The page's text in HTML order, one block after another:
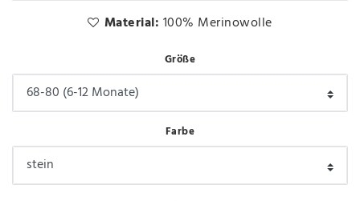
Material: 100% Merinowolle
Größe
Farbe